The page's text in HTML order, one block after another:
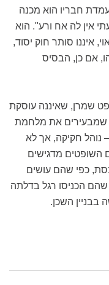
חבריו הוא מכנה
אין לה אח ורע". הוא
איננו סותר חוק יסוד,
אם כן, הבסיס
שמרן, שאיננה עוסקת
– שמבעירים את מלחמת
נוהל חקיקה, אך לא
השופטים מדגישים
כפי שהם עושים
שהם הכניסו רגל בדלתה
בבניין השכן.